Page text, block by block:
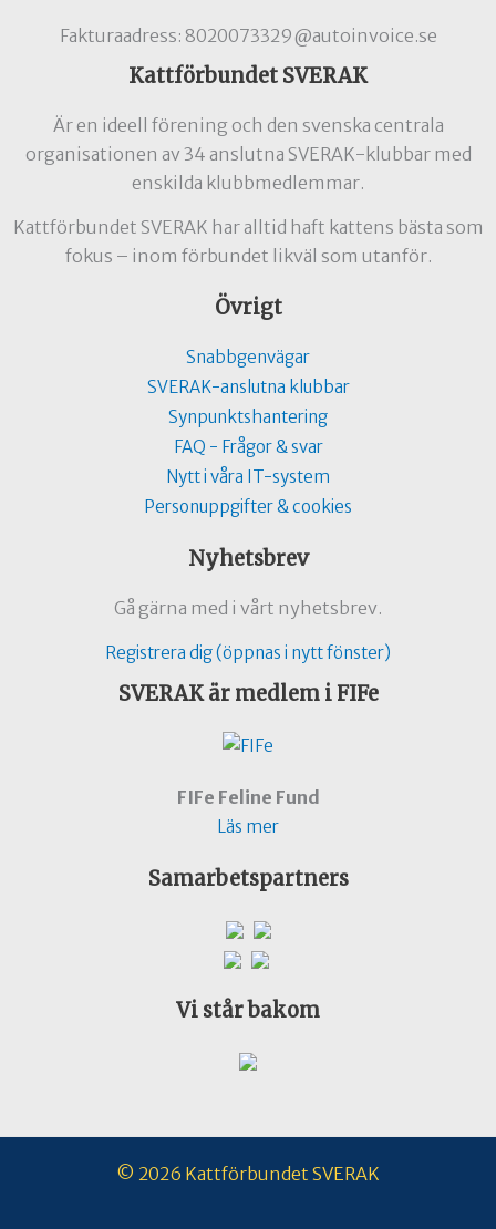
Fakturaadress: 8020073329@autoinvoice.se
Kattförbundet SVERAK
Är en ideell förening och den svenska centrala
organisationen av 34 anslutna SVERAK-klubbar med
enskilda klubbmedlemmar.
Kattförbundet SVERAK har alltid haft kattens bästa som
fokus – inom förbundet likväl som utanför.
Övrigt
Snabbgenvägar
SVERAK-anslutna klubbar
Synpunktshantering
FAQ - Frågor & svar
Nytt i våra IT-system
Personuppgifter & cookies
Nyhetsbrev
Gå gärna med i vårt nyhetsbrev.
Registrera dig (öppnas i nytt fönster)
SVERAK är medlem i FIFe
FIFe Feline Fund
Läs mer
Samarbetspartners
Vi står bakom
© 2026 Kattförbundet SVERAK